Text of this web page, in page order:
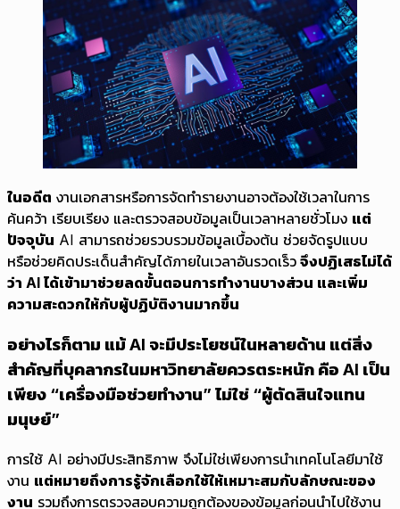
ในอดีต งานเอกสารหรือการจัดทำรายงานอาจต้องใช้เวลาในการ
ค้นคว้า เรียบเรียง และตรวจสอบข้อมูลเป็นเวลาหลายชั่วโมง แต่
ปัจจุบัน AI สามารถช่วยรวบรวมข้อมูลเบื้องต้น ช่วยจัดรูปแบบ
หรือช่วยคิดประเด็นสำคัญได้ภายในเวลาอันรวดเร็ว จึงปฏิเสธไม่ได้
ว่า AI ได้เข้ามาช่วยลดขั้นตอนการทำงานบางส่วน และเพิ่ม
ความสะดวกให้กับผู้ปฏิบัติงานมากขึ้น
อย่างไรก็ตาม แม้ AI จะมีประโยชน์ในหลายด้าน แต่สิ่ง
สำคัญที่บุคลากรในมหาวิทยาลัยควรตระหนัก คือ AI เป็น
เพียง “เครื่องมือช่วยทำงาน” ไม่ใช่ “ผู้ตัดสินใจแทน
มนุษย์”
การใช้ AI อย่างมีประสิทธิภาพ จึงไม่ใช่เพียงการนำเทคโนโลยีมาใช้
งาน แต่หมายถึงการรู้จักเลือกใช้ให้เหมาะสมกับลักษณะของ
งาน รวมถึงการตรวจสอบความถูกต้องของข้อมูลก่อนนำไปใช้งาน